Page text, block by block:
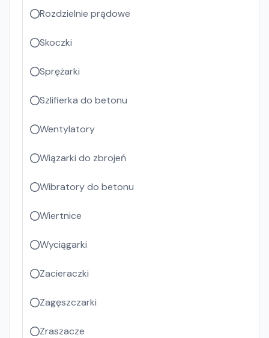
Rozdzielnie prądowe
Skoczki
Sprężarki
Szlifierka do betonu
Wentylatory
Wiązarki do zbrojeń
Wibratory do betonu
Wiertnice
Wyciągarki
Zacieraczki
Zagęszczarki
Zraszacze